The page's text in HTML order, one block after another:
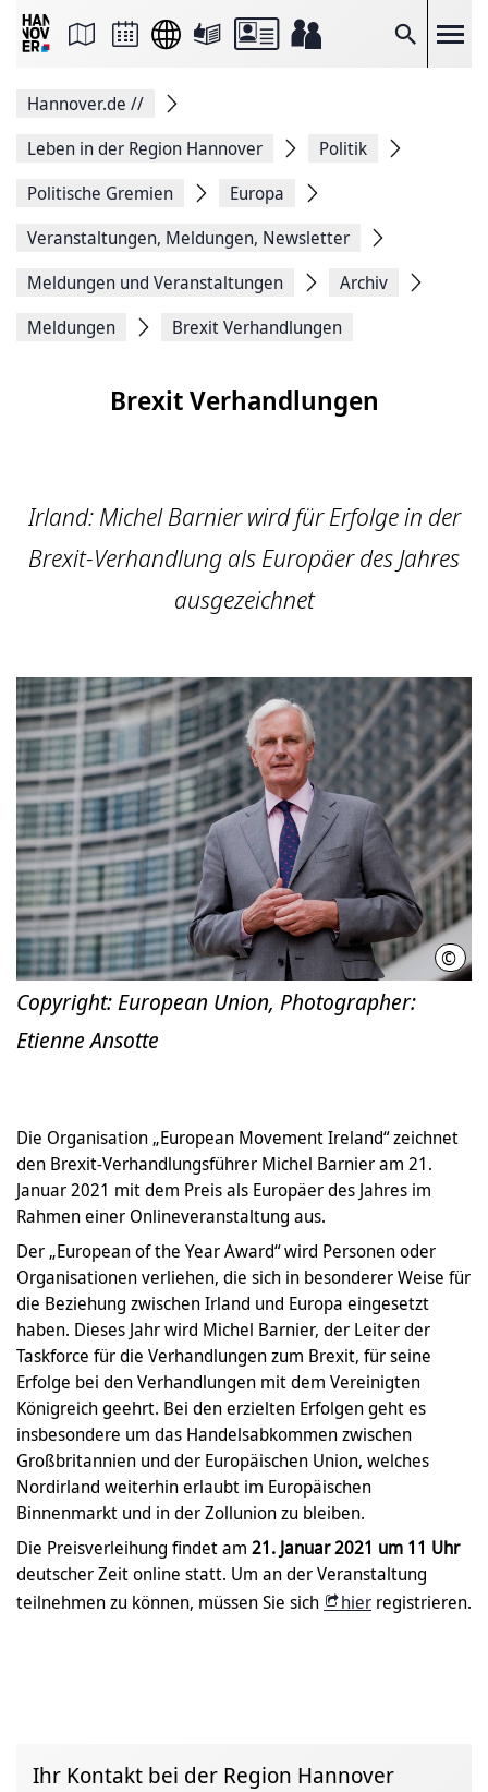
Suche
Seite
Facebook
teilen
Seitenlink
Seite
Hannover.de //
Leben in der Region Hannover
Politik
Politische Gremien
Europa
Veranstaltungen, Meldungen, Newsletter
Meldungen und Veranstaltungen
Archiv
Meldungen
Brexit Verhandlungen
Brexit Verhandlungen
Irland: Michel Barnier wird für Erfolge in der
Brexit-Verhandlung als Europäer des Jahres
ausgezeichnet
©
Copyright: European Union, Photographer:
Etienne Ansotte
Die Organisation „European Movement Ireland“ zeichnet
den Brexit-Verhandlungsführer Michel Barnier am 21.
Januar 2021 mit dem Preis als Europäer des Jahres im
Rahmen einer Onlineveranstaltung aus.
Der „European of the Year Award“ wird Personen oder
Organisationen verliehen, die sich in besonderer Weise für
die Beziehung zwischen Irland und Europa eingesetzt
haben. Dieses Jahr wird Michel Barnier, der Leiter der
Taskforce für die Verhandlungen zum Brexit, für seine
Erfolge bei den Verhandlungen mit dem Vereinigten
Königreich geehrt. Bei den erzielten Erfolgen geht es
insbesondere um das Handelsabkommen zwischen
Großbritannien und der Europäischen Union, welches
Nordirland weiterhin erlaubt im Europäischen
Binnenmarkt und in der Zollunion zu bleiben.
Die Preisverleihung findet am 21. Januar 2021 um 11 Uhr
deutscher Zeit online statt. Um an der Veranstaltung
teilnehmen zu können, müssen Sie sich
hier registrieren.
Ihr Kontakt bei der Region Hannover